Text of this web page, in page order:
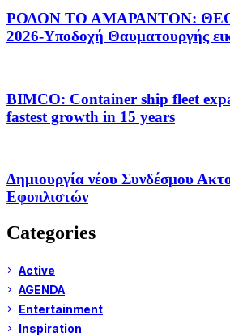
ΡΟΔΟΝ ΤΟ ΑΜΑΡΑΝΤΟΝ:
2026-Υποδοχή Θαυματουργής
BIMCO: Container ship fleet
fastest growth in 15 years
Δημιουργία νέου Συνδέσμου
Εφοπλιστών
Categories
Active
AGENDA
Entertainment
Inspiration